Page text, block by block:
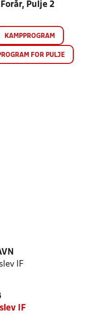
Pulje 2
KAMPPROGRAM
FOR PULJE
IF
IF